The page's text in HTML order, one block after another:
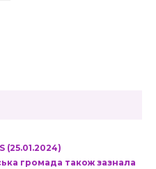
(25.01.2024)
громада також зазнала